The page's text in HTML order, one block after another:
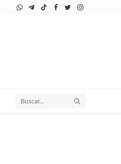
WhatsApp
Telegram
TikTokFacebook
TwitterInstagram